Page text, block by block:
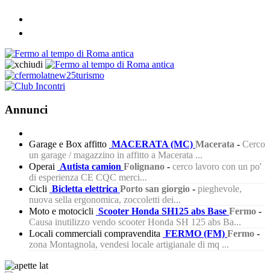
Annunci
Garage e Box affitto MACERATA (MC) Macerata - Cerco
un garage / magazzino in affitto a Macerata ...
Operai Autista camion Folignano - cerco lavoro con un po'
di esperienza CE CQC merci...
Cicli Bicletta elettrica Porto san giorgio - pieghevole,
nuova sella ergonomica, zoccoletti dei...
Moto e motocicli Scooter Honda SH125 abs Base Fermo -
Causa inutilizzo vendo scooter Honda SH 125 abs Ba...
Locali commerciali compravendita FERMO (FM) Fermo -
zona Montagnola, vendesi locale artigianale di mq ...